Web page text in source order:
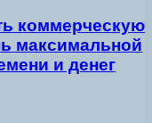
коммерческую
максимальной
и денег